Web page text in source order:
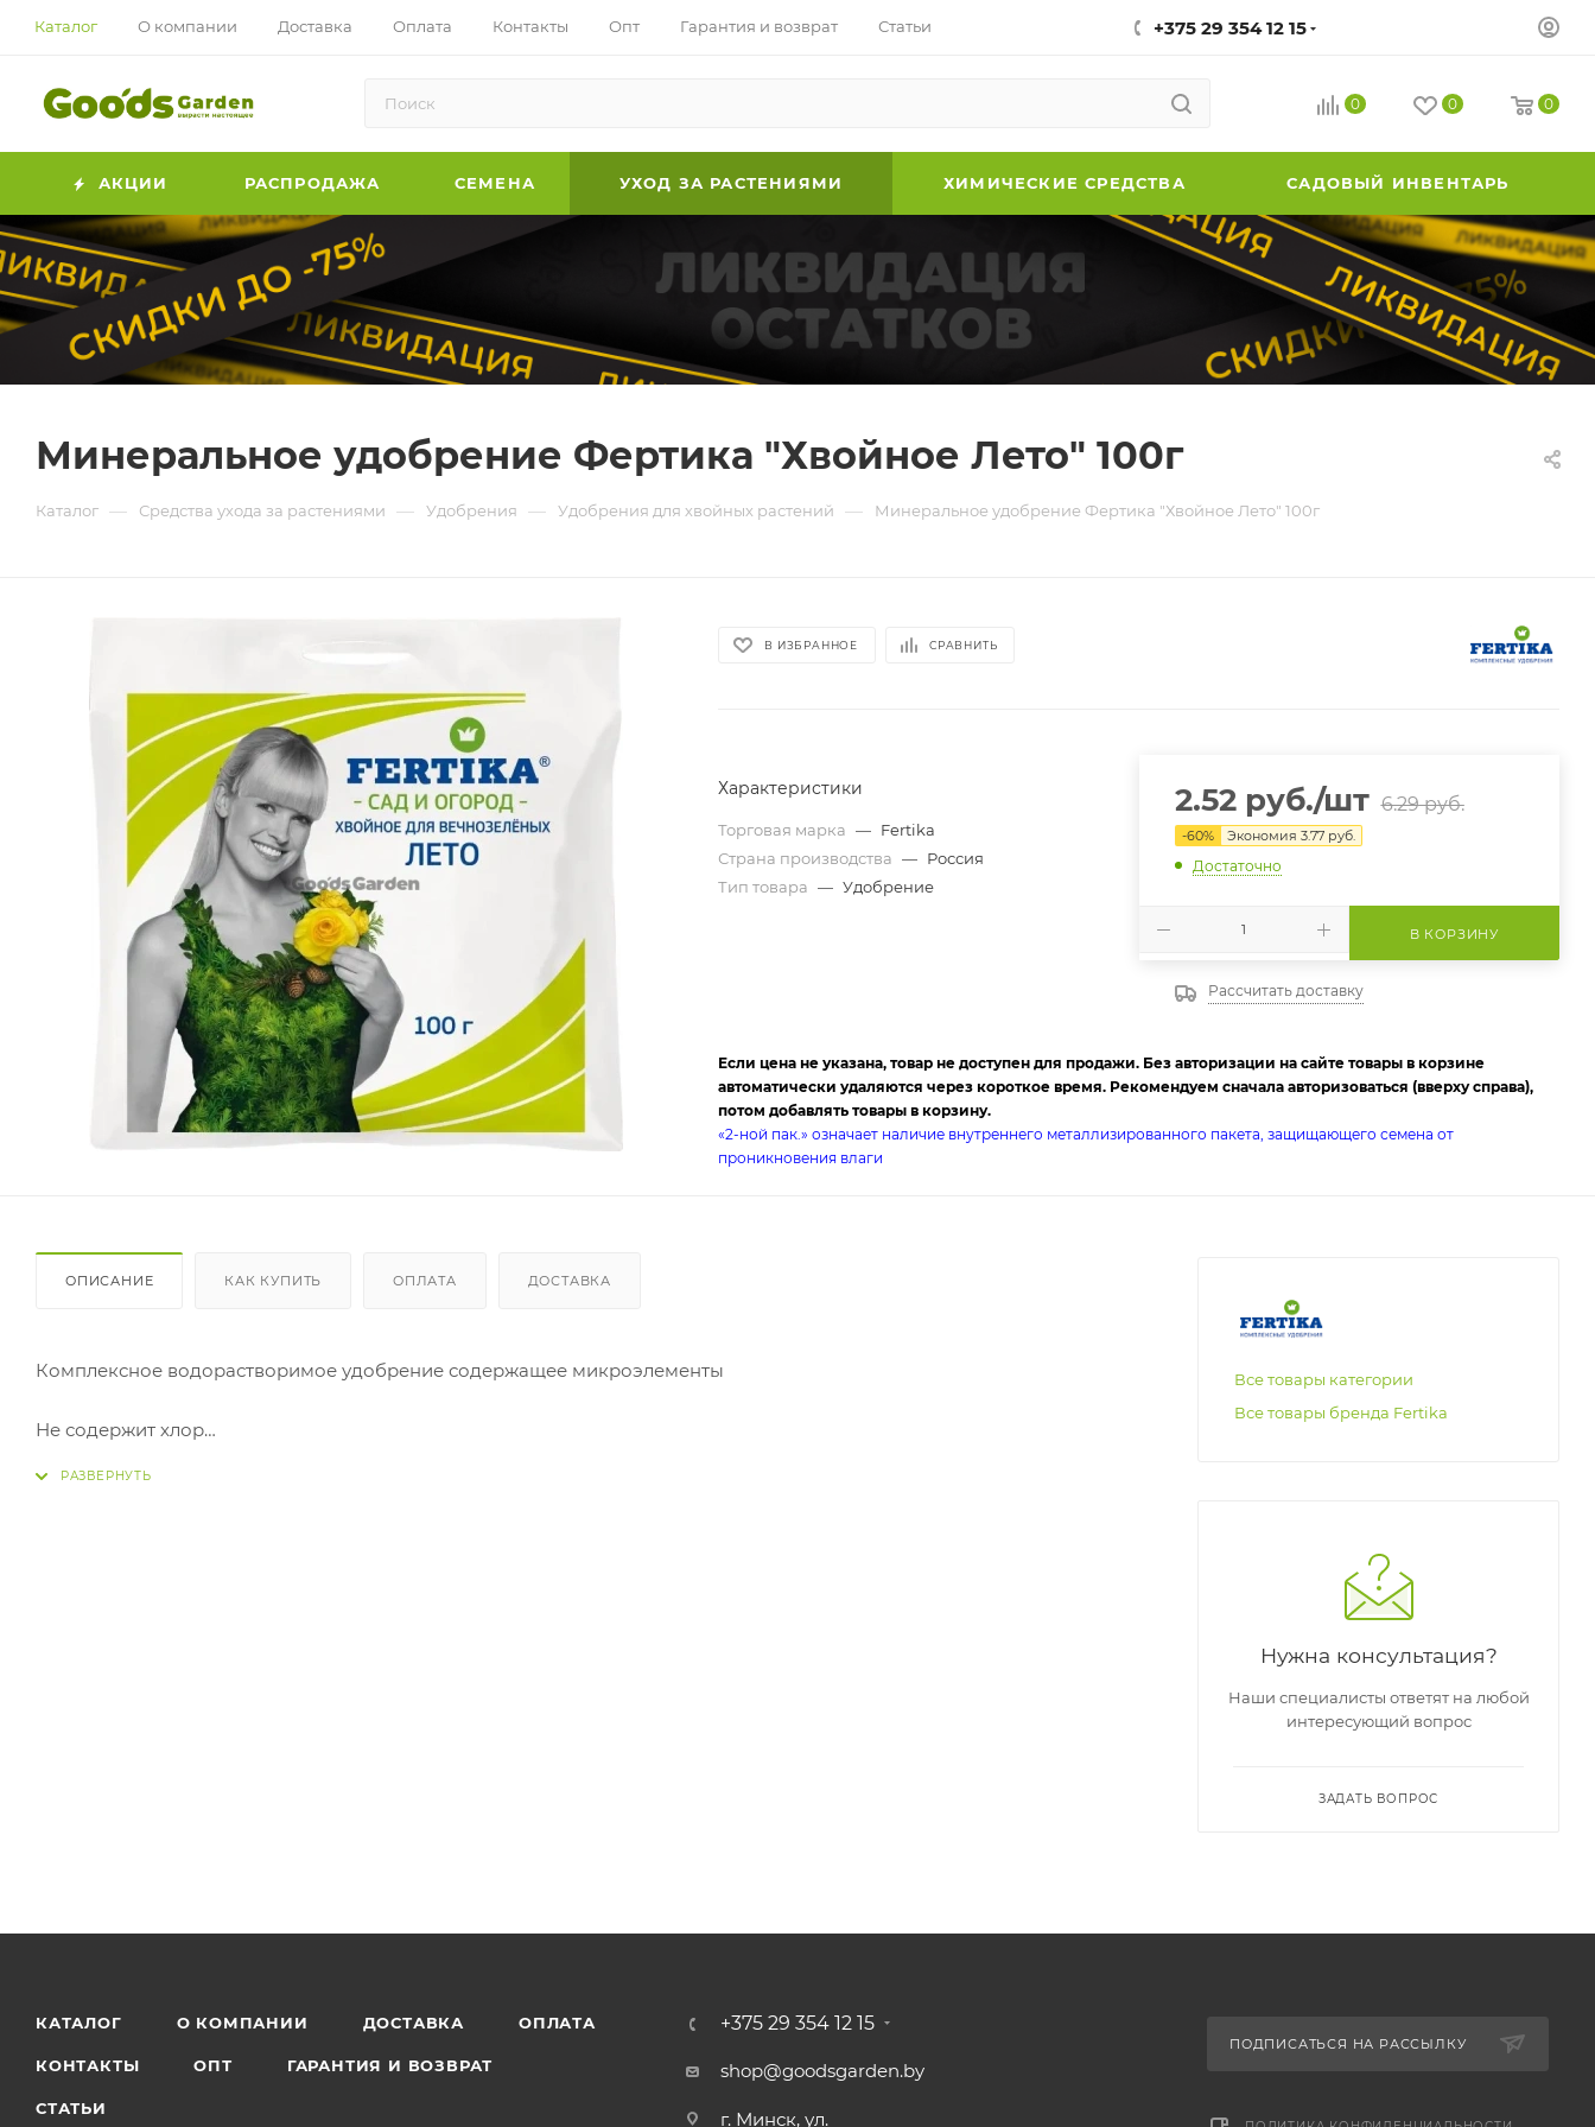
Каталог О компании Доставка Оплата Контакты Опт Гарантия и возврат Статьи +375 29 354 12 15
0 0 0
АКЦИИ РАСПРОДАЖА СЕМЕНА УХОД ЗА РАСТЕНИЯМИ ХИМИЧЕСКИЕ СРЕДСТВА САДОВЫЙ ИНВЕНТАРЬ
Минеральное удобрение Фертика "Хвойное Лето" 100г
Каталог — Средства ухода за растениями — Удобрения — Удобрения для хвойных растений — Минеральное удобрение Фертика "Хвойное Лето" 100г
В ИЗБРАННОЕ СРАВНИТЬ
Характеристики
Торговая марка — Fertika
Страна производства — Россия
Тип товара — Удобрение
2.52руб./шт 6.29руб.
-60% Экономия 3.77руб.
Достаточно
В КОРЗИНУ
Рассчитать доставку
Если цена не указана, товар не доступен для продажи. Без авторизации на сайте товары в корзине
автоматически удаляются через короткое время. Рекомендуем сначала авторизоваться (вверху справа),
потом добавлять товары в корзину.
«2-ной пак.» означает наличие внутреннего металлизированного пакета, защищающего семена от
проникновения влаги
ОПИСАНИЕ КАК КУПИТЬ ОПЛАТА ДОСТАВКА
Комплексное водорастворимое удобрение содержащее микроэлементы
Не содержит хлор
Все товары категории
Все товары бренда Fertika
Нужна консультация?
Наши специалисты ответят на любой
интересующий вопрос
ЗАДАТЬ ВОПРОС
КАТАЛОГ О КОМПАНИИ ДОСТАВКА ОПЛАТА
КОНТАКТЫ ОПТ ГАРАНТИЯ И ВОЗВРАТ
СТАТЬИ
+375 29 354 12 15
shop@goodsgarden.by
г. Минск, ул.
ПОДПИСАТЬСЯ НА РАССЫЛКУ